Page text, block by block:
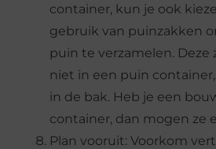
container, kun je ook
gebruik van puinzakken
puin te verzamelen. Deze
niet in een puin
in de bak. Heb je een
container, dan mogen ze
Plan vooruit: Voorkom